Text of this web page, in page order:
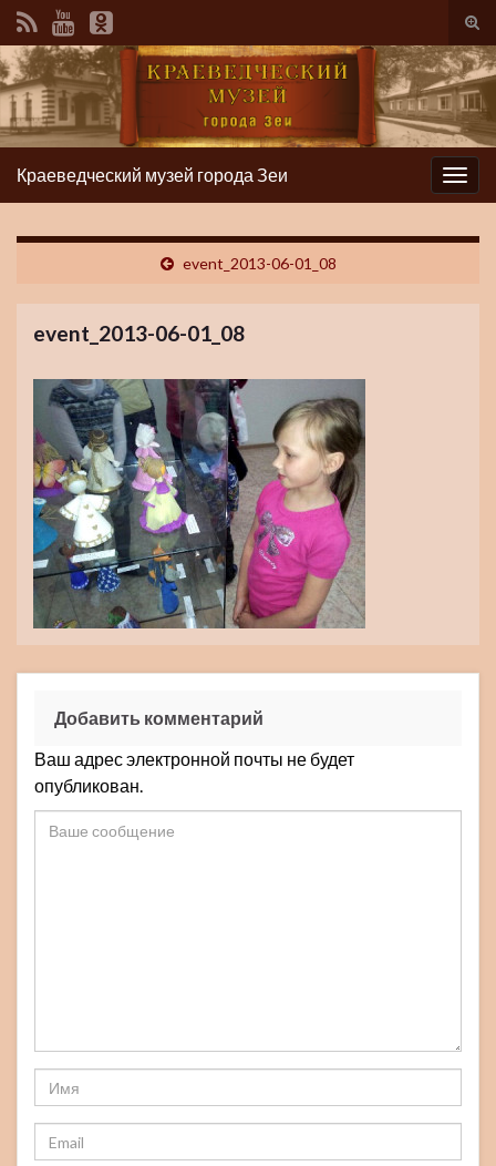
Вкл/
Вкл/
выкл
Краеведческий музей города Зеи
event_2013-06-01_08
event_2013-06-01_08
Добавить комментарий
Ваш адрес электронной почты не будет
опубликован.